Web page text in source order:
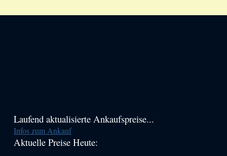
Haupt-
Sidebar
Laufend aktualisierte Ankaufspreise...
Infos zum Ankauf
Aktuelle Preise Heute: